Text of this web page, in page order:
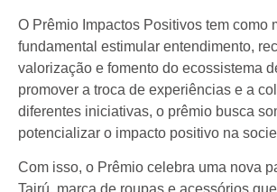
O Prêmio Impactos Positivos tem como
fundamental estimular entendimento,
valorização e fomento do ecossistema
promover a troca de experiências e a
diferentes iniciativas, o prêmio busca
potencializar o impacto positivo na
Com isso, o Prêmio celebra uma nova